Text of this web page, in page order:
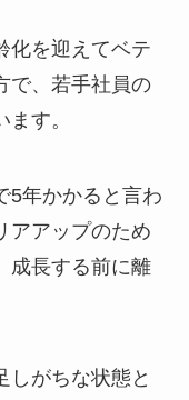
化を迎えてベテ
で、若手社員の
す。
5年かかると言わ
アアップのため
成長する前に離
しがちな状態と